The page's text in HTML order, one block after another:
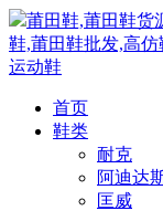
莆田鞋,莆田鞋货
鞋,莆田鞋批发,高
运动鞋
首页
鞋类
耐克
阿迪达
匡威